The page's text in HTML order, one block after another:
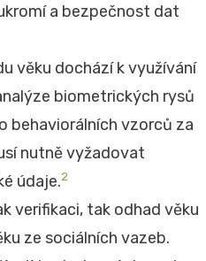
a bezpečnost dat
věku dochází k využívání
biometrických rysů
behaviorálních vzorců za
nutně vyžadovat
údaje.2
verifikaci, tak odhad věku
ze sociálních vazeb.